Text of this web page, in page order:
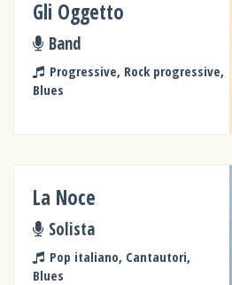
Gli Oggetto
Band
Progressive, Rock progressive,
Blues
La Noce
Solista
Pop italiano, Cantautori,
Blues